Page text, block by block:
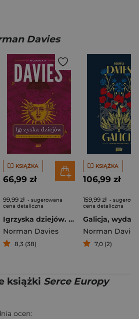
Davies
KSIĄŻKA
66,99 zł
99,99 zł - sugerowana
cena detaliczna
Igrzyska dziejów. Zapasy historyka z historią
Norman Davies
8,3 (38)
KSIĄŻKA
106,99 zł
159,99 zł -
cena detaliczna
Norman Davies
7,0 (2)
książki Serce Europy
ocen: